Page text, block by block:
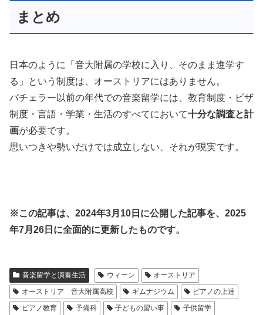
まとめ
日本のように「音大附属の学校に入り、そのまま進学す
る」という制度は、オーストリアにはありません。
バチェラー以前の年代での音楽留学には、教育制度・ビザ
制度・言語・学業・生活のすべてにおいて十分な調査と計
画が必要です。
思いつきや勢いだけでは成立しない、それが現実です。
※この記事は、2024年3月10日に公開した記事を、2025
年7月26日に全面的に更新したものです。
音楽留学と演奏生活 ウィーン
オーストリア
オーストリア 音大附属高校
ギムナジウム
ピアノの上達
ピアノ教育
予備科 子どもの習い事
子供留学